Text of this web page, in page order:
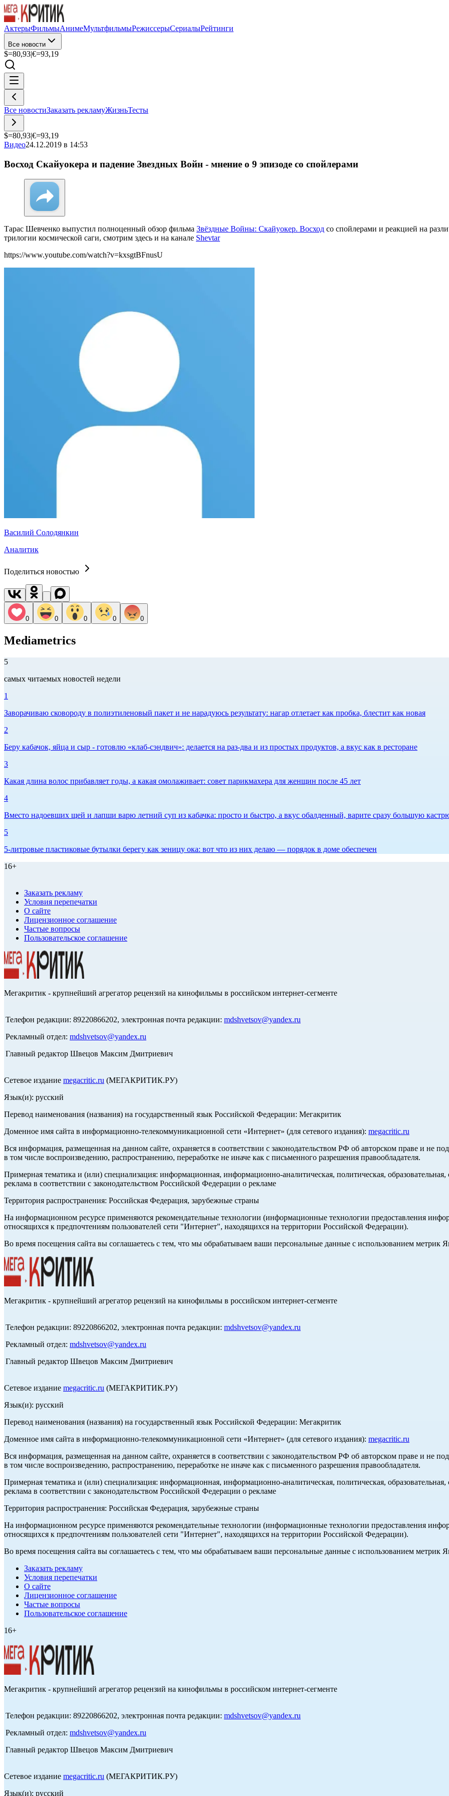
АктерыФильмыАнимеМультфильмыРежиссерыСериалыРейтинги
Все новости
$=80,93|€=93,19
Все новостиЗаказать рекламуЖизньТесты
$=80,93|€=93,19
Видео24.12.2019 в 14:53
Восход Скайуокера и падение Звездных Войн - мнение о 9 эпизоде со спойлерами
Тарас Шевченко выпустил полноценный обзор фильма Звёздные Войны: Скайуокер. Восход со спойлерами и реакцией на
трилогии космической саги, смотрим здесь и на канале Shevtar
https://www.youtube.com/watch?v=kxsgtBFnusU
Василий Солодянкин
Аналитик
Поделиться новостью
0 0 0 0 0
Mediametrics
5
самых читаемых новостей недели
1
Заворачиваю сковороду в полиэтиленовый пакет и не нарадуюсь результату: нагар отлетает как пробка, блестит как новая
2
Беру кабачок, яйца и сыр - готовлю «клаб-сэндвич»: делается на раз-два и из простых продуктов, а вкус как в ресторане
3
Какая длина волос прибавляет годы, а какая омолаживает: совет парикмахера для женщин после 45 лет
4
Вместо надоевших щей и лапши варю летний суп из кабачка: просто и быстро, а вкус обалденный, варите сразу большую
5
5-литровые пластиковые бутылки берегу как зеницу ока: вот что из них делаю — порядок в доме обеспечен
16+
Заказать рекламу
Условия перепечатки
О сайте
Лицензионное соглашение
Частые вопросы
Пользовательское соглашение
Мегакритик - крупнейший агрегатор рецензий на кинофильмы в российском интернет-сегменте
Телефон редакции: 89220866202, электронная почта редакции: mdshvetsov@yandex.ru
Рекламный отдел: mdshvetsov@yandex.ru
Главный редактор Швецов Максим Дмитриевич
Сетевое издание megacritic.ru (МЕГАКРИТИК.РУ)
Язык(и): русский
Перевод наименования (названия) на государственный язык Российской Федерации: Мегакритик
Доменное имя сайта в информационно-телекоммуникационной сети «Интернет» (для сетевого издания): megacritic.ru
Вся информация, размещенная на данном сайте, охраняется в соответствии с законодательством РФ об авторском праве и не
в том числе воспроизведению, распространению, переработке не иначе как с письменного разрешения правообладателя.
Примерная тематика и (или) специализация: информационная, информационно-аналитическая, политическая, образовательная,
реклама в соответствии с законодательством Российской Федерации о рекламе
Территория распространения: Российская Федерация, зарубежные страны
На информационном ресурсе применяются рекомендательные технологии (информационные технологии предоставления
относящихся к предпочтениям пользователей сети "Интернет", находящихся на территории Российской Федерации).
Во время посещения сайта вы соглашаетесь с тем, что мы обрабатываем ваши персональные данные с использованием метрик
Мегакритик - крупнейший агрегатор рецензий на кинофильмы в российском интернет-сегменте
Телефон редакции: 89220866202, электронная почта редакции: mdshvetsov@yandex.ru
Рекламный отдел: mdshvetsov@yandex.ru
Главный редактор Швецов Максим Дмитриевич
Сетевое издание megacritic.ru (МЕГАКРИТИК.РУ)
Язык(и): русский
Перевод наименования (названия) на государственный язык Российской Федерации: Мегакритик
Доменное имя сайта в информационно-телекоммуникационной сети «Интернет» (для сетевого издания): megacritic.ru
Вся информация, размещенная на данном сайте, охраняется в соответствии с законодательством РФ об авторском праве и не
в том числе воспроизведению, распространению, переработке не иначе как с письменного разрешения правообладателя.
Примерная тематика и (или) специализация: информационная, информационно-аналитическая, политическая, образовательная,
реклама в соответствии с законодательством Российской Федерации о рекламе
Территория распространения: Российская Федерация, зарубежные страны
На информационном ресурсе применяются рекомендательные технологии (информационные технологии предоставления
относящихся к предпочтениям пользователей сети "Интернет", находящихся на территории Российской Федерации).
Во время посещения сайта вы соглашаетесь с тем, что мы обрабатываем ваши персональные данные с использованием метрик
Заказать рекламу
Условия перепечатки
О сайте
Лицензионное соглашение
Частые вопросы
Пользовательское соглашение
16+
Мегакритик - крупнейший агрегатор рецензий на кинофильмы в российском интернет-сегменте
Телефон редакции: 89220866202, электронная почта редакции: mdshvetsov@yandex.ru
Рекламный отдел: mdshvetsov@yandex.ru
Главный редактор Швецов Максим Дмитриевич
Сетевое издание megacritic.ru (МЕГАКРИТИК.РУ)
Язык(и): русский